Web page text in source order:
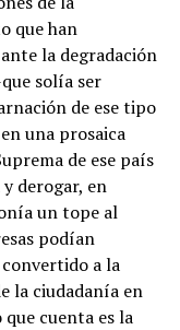
que han
la degradación
solía ser
de ese tipo
una prosaica
de ese país
derogar, en
un tope al
podían
a la
la ciudadanía en
cuenta es la